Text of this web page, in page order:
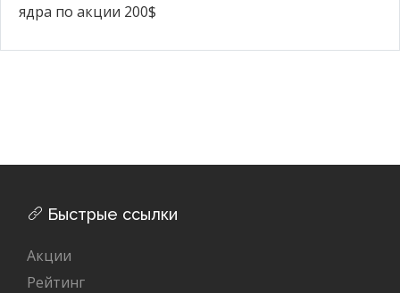
ядра по акции 200$
Быстрые ссылки
Акции
Рейтинг